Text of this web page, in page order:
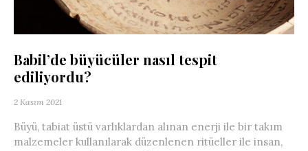
Babil’de büyücüler nasıl tespit
ediliyordu?
2 Kasım 2021
Büyü, tabiat üstü varlıklardan alınan enerji ile bir takım
malzemeler kullanılarak düzenlenen ritüeller ile insan,